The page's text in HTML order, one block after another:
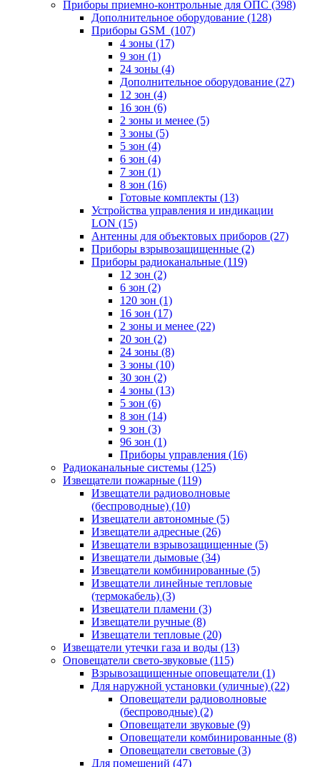
Приборы приемно-контрольные для ОПС (398)
Дополнительное оборудование (128)
Приборы GSM (107)
4 зоны (17)
9 зон (1)
24 зоны (4)
Дополнительное оборудование (27)
12 зон (4)
16 зон (6)
2 зоны и менее (5)
3 зоны (5)
5 зон (4)
6 зон (4)
7 зон (1)
8 зон (16)
Готовые комплекты (13)
Устройства управления и индикации
LON (15)
Антенны для объектовых приборов (27)
Приборы взрывозащищенные (2)
Приборы радиоканальные (119)
12 зон (2)
6 зон (2)
120 зон (1)
16 зон (17)
2 зоны и менее (22)
20 зон (2)
24 зоны (8)
3 зоны (10)
30 зон (2)
4 зоны (13)
5 зон (6)
8 зон (14)
9 зон (3)
96 зон (1)
Приборы управления (16)
Радиоканальные системы (125)
Извещатели пожарные (119)
Извещатели радиоволновые
(беспроводные) (10)
Извещатели автономные (5)
Извещатели адресные (26)
Извещатели взрывозащищенные (5)
Извещатели дымовые (34)
Извещатели комбинированные (5)
Извещатели линейные тепловые
(термокабель) (3)
Извещатели пламени (3)
Извещатели ручные (8)
Извещатели тепловые (20)
Извещатели утечки газа и воды (13)
Оповещатели свето-звуковые (115)
Взрывозащищенные оповещатели (1)
Для наружной установки (уличные) (22)
Оповещатели радиоволновые
(беспроводные) (2)
Оповещатели звуковые (9)
Оповещатели комбинированные (8)
Оповещатели световые (3)
Для помещений (47)